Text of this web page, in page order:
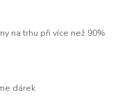
na trhu při více než 90%
dárek